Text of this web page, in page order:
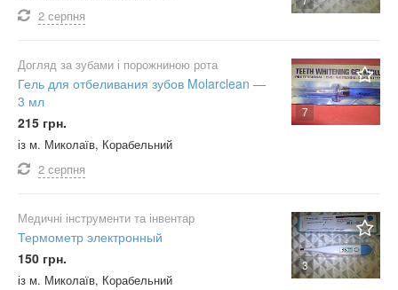
2 серпня
7
Догляд за зубами і порожниною рота
Гель для отбеливания зубов Molarclean —
3 мл
215 грн.
із м. Миколаїв, Корабельний
2 серпня
3
Медичні інструменти та інвентар
Термометр электронный
150 грн.
із м. Миколаїв, Корабельний